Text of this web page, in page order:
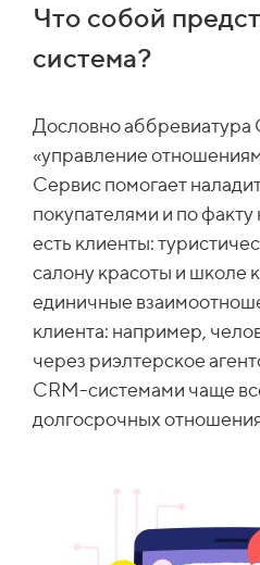
Что собой
система?
Дословно аббревиатура
«управление
Сервис помогает
покупателями и по факту
есть клиенты:
салону красоты и школе
единичные
клиента: например,
через риэлтерское
CRM-системами чаще
долгосрочных